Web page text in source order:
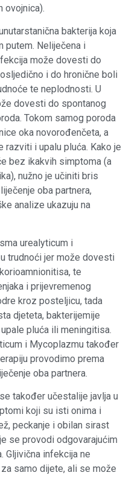
ovojnica).
bakterija koja
putem. Neliječena i
može dovesti do
i do hronične boli
te neplodnosti. U
dovesti do spontanog
Tokom samog poroda
oka novorođenčeta, a
i upalu pluća. Kako je
bez ikakvih simptoma (a
nužno je učiniti bris
oba partnera,
analize ukazuju na
urealyticum i
trudnoći jer može dovesti
te
i prijevremenog
kroz posteljicu, tada
djeteta, bakterijemije
pluća ili meningitisa.
i Mycoplazmu također
provodimo prema
oba partnera.
također učestalije javlja u
koji su isti onima i
peckanje i obilan sirast
se provodi odgovarajućim
Gljivična infekcija ne
samo dijete, ali se može